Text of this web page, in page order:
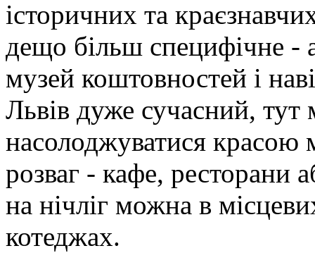
історичних та
дещо більш специфічне -
музей коштовностей і
Львів дуже сучасний, тут
насолоджуватися красою
розваг - кафе, ресторани
на нічліг можна в
котеджах.